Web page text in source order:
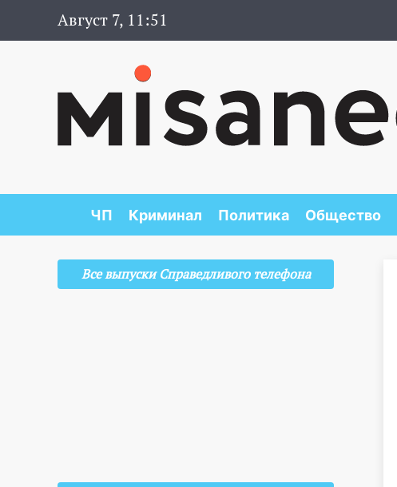
Август 7, 11:51
ЧП Криминал Политика Общество
Все выпуски Справедливого телефона